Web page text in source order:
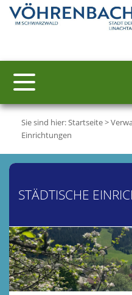
Sie sind hier:Startseite>
Einrichtungen
STÄDTISCHE